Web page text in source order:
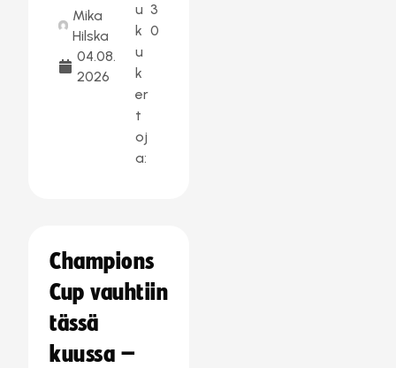
Mika
Hilska
04.08.
2026
u
k
u
k
er
t
oj
a:
3
0
Champions
Cup vauhtiin
tässä
kuussa –